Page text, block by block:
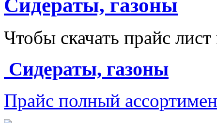
Сидераты, газоны
Чтобы скачать прайс
Сидераты, газоны
Прайс полный